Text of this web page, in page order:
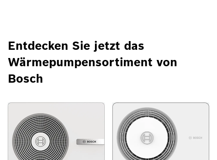
Entdecken Sie jetzt das
Wärmepumpensortiment von
Bosch